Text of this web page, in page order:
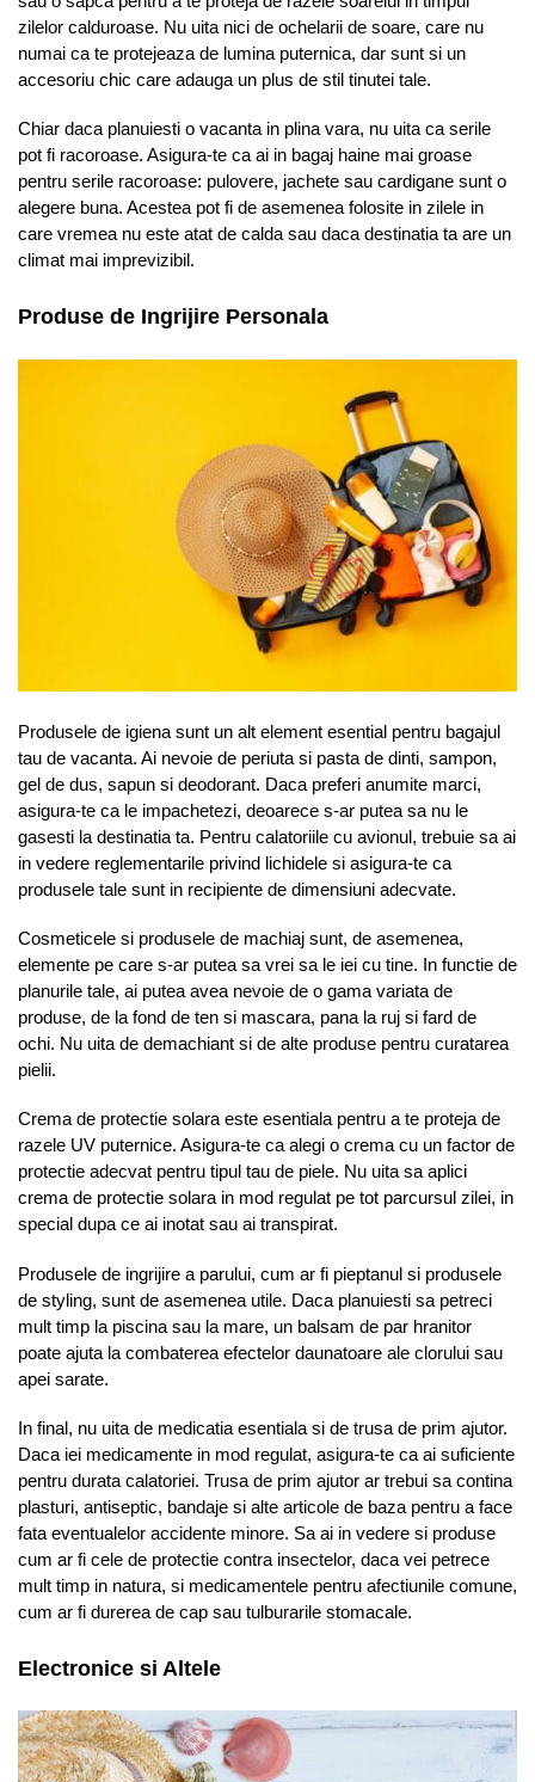
zilelor calduroase. Nu uita nici de ochelarii de soare, care nu
numai ca te protejeaza de lumina puternica, dar sunt si un
accesoriu chic care adauga un plus de stil tinutei tale.
Chiar daca planuiesti o vacanta in plina vara, nu uita ca serile
pot fi racoroase. Asigura-te ca ai in bagaj haine mai groase
pentru serile racoroase: pulovere, jachete sau cardigane sunt o
alegere buna. Acestea pot fi de asemenea folosite in zilele in
care vremea nu este atat de calda sau daca destinatia ta are un
climat mai imprevizibil.
Produse de Ingrijire Personala
Produsele de igiena sunt un alt element esential pentru bagajul
tau de vacanta. Ai nevoie de periuta si pasta de dinti, sampon,
gel de dus, sapun si deodorant. Daca preferi anumite marci,
asigura-te ca le impachetezi, deoarece s-ar putea sa nu le
gasesti la destinatia ta. Pentru calatoriile cu avionul, trebuie sa ai
in vedere reglementarile privind lichidele si asigura-te ca
produsele tale sunt in recipiente de dimensiuni adecvate.
Cosmeticele si produsele de machiaj sunt, de asemenea,
elemente pe care s-ar putea sa vrei sa le iei cu tine. In functie de
planurile tale, ai putea avea nevoie de o gama variata de
produse, de la fond de ten si mascara, pana la ruj si fard de
ochi. Nu uita de demachiant si de alte produse pentru curatarea
pielii.
Crema de protectie solara este esentiala pentru a te proteja de
razele UV puternice. Asigura-te ca alegi o crema cu un factor de
protectie adecvat pentru tipul tau de piele. Nu uita sa aplici
crema de protectie solara in mod regulat pe tot parcursul zilei, in
special dupa ce ai inotat sau ai transpirat.
Produsele de ingrijire a parului, cum ar fi pieptanul si produsele
de styling, sunt de asemenea utile. Daca planuiesti sa petreci
mult timp la piscina sau la mare, un balsam de par hranitor
poate ajuta la combaterea efectelor daunatoare ale clorului sau
apei sarate.
In final, nu uita de medicatia esentiala si de trusa de prim ajutor.
Daca iei medicamente in mod regulat, asigura-te ca ai suficiente
pentru durata calatoriei. Trusa de prim ajutor ar trebui sa contina
plasturi, antiseptic, bandaje si alte articole de baza pentru a face
fata eventualelor accidente minore. Sa ai in vedere si produse
cum ar fi cele de protectie contra insectelor, daca vei petrece
mult timp in natura, si medicamentele pentru afectiunile comune,
cum ar fi durerea de cap sau tulburarile stomacale.
Electronice si Altele